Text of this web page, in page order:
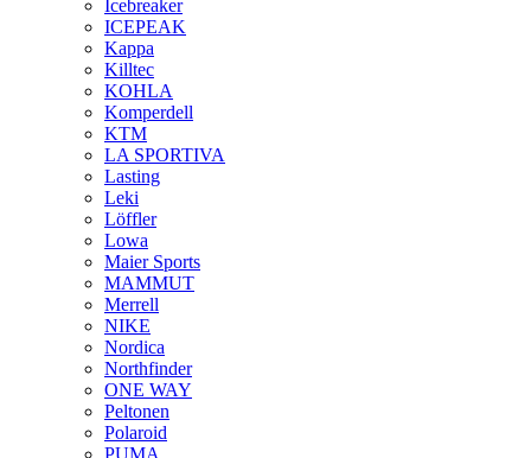
Icebreaker
ICEPEAK
Kappa
Killtec
KOHLA
Komperdell
KTM
LA SPORTIVA
Lasting
Leki
Löffler
Lowa
Maier Sports
MAMMUT
Merrell
NIKE
Nordica
Northfinder
ONE WAY
Peltonen
Polaroid
PUMA